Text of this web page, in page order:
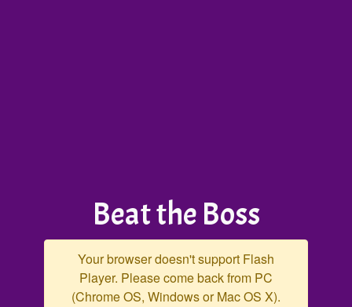
Beat the Boss
Your browser doesn't support Flash
Player. Please come back from PC
(Chrome OS, Windows or Mac OS X).